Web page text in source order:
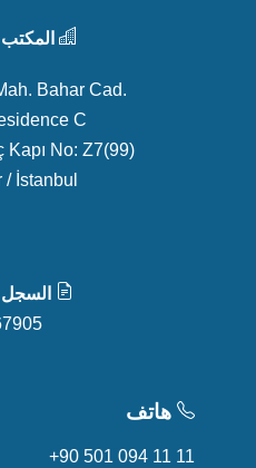
Bahar Cad.
C
Kapı No: Z7(99)
/ İstanbul
السجل
هاتف
+90 501 094 11 11